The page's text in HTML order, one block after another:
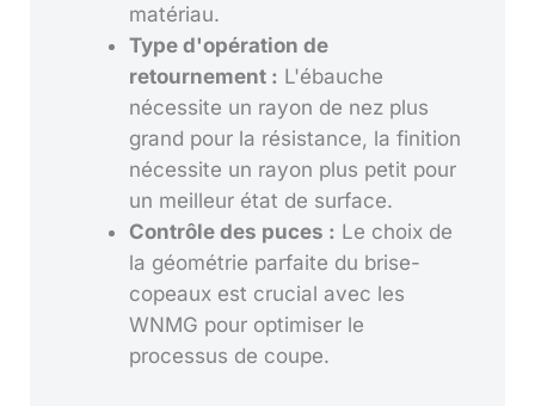
matériau.
Type d'opération de
retournement : L'ébauche
nécessite un rayon de nez plus
grand pour la résistance, la finition
nécessite un rayon plus petit pour
un meilleur état de surface.
Contrôle des puces : Le choix de
la géométrie parfaite du brise-
copeaux est crucial avec les
WNMG pour optimiser le
processus de coupe.